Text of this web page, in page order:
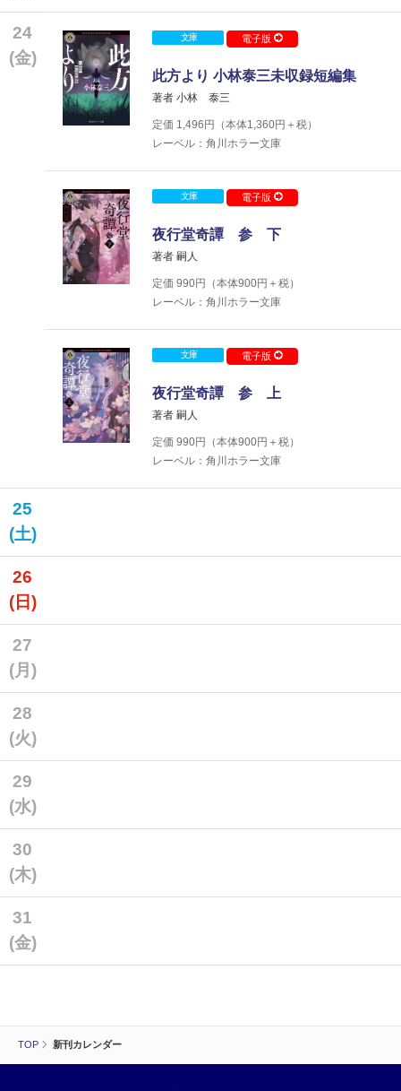
TOP 新刊カレンダー
24
(金)
文庫 電子版
此方より 小林泰三未収録短編集
著者 小林 泰三
定価 1,496 円（本体1,360円＋税）
レーベル：角川ホラー文庫
文庫 電子版
夜行堂奇譚 参 下
著者 嗣人
定価 990円（本体900円＋税）
レーベル：角川ホラー文庫
文庫 電子版
夜行堂奇譚 参 上
著者 嗣人
定価 990円（本体900円＋税）
レーベル：角川ホラー文庫
25
(土)
26
(日)
27
(月)
28
(火)
29
(水)
30
(木)
31
(金)